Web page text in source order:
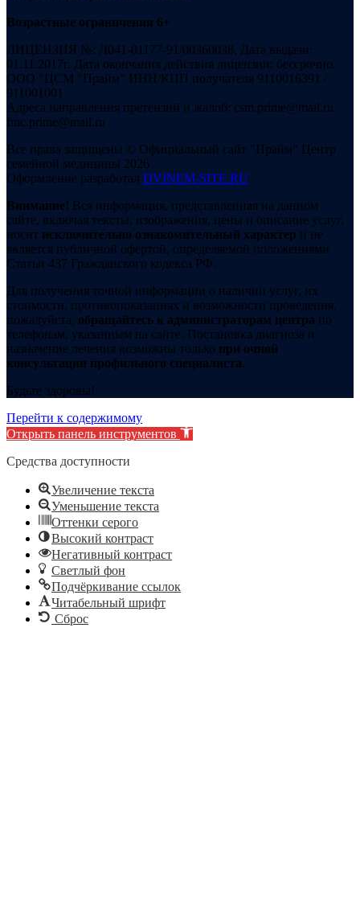
Возрастные ограничения 6+
ЛИЦЕНЗИЯ №: Л041-01177-91/00360038, Дата выдачи:
01.11.2017г. Дата окончания действия лицензии: бессрочно.
ООО "ЦСМ "Прайм" ИНН/КПП получателя 9110016391 /
911001001
Адреса направления претензий и жалоб: csm.prime@mail.ru
fmc.prime@mail.ru
Все права защищены © Официальный сайт "Прайм" Центр
семейной медицины 2026
Оформление разработал DVINEM-SITE.RU
Внимание! Вся информация, представленная на данном
сайте, включая тексты, изображения, цены и описание услуг,
носит исключительно ознакомительный характер и не
является публичной офертой, определяемой положениями
Статьи 437 Гражданского кодекса РФ.
Для получения точной информации о наличии услуг, их
стоимости, противопоказаниях и возможности проведения,
пожалуйста, обращайтесь к администраторам центра по
телефонам, указанным на сайте. Постановка диагноза и
назначение лечения возможны только при очной
консультации профильного специалиста.
Будьте здоровы!
Перейти к содержимому
Открыть панель инструментов
Средства доступности
Увеличение текста
Уменьшение текста
Оттенки серого
Высокий контраст
Негативный контраст
Светлый фон
Подчёркивание ссылок
Читабельный шрифт
Сброс